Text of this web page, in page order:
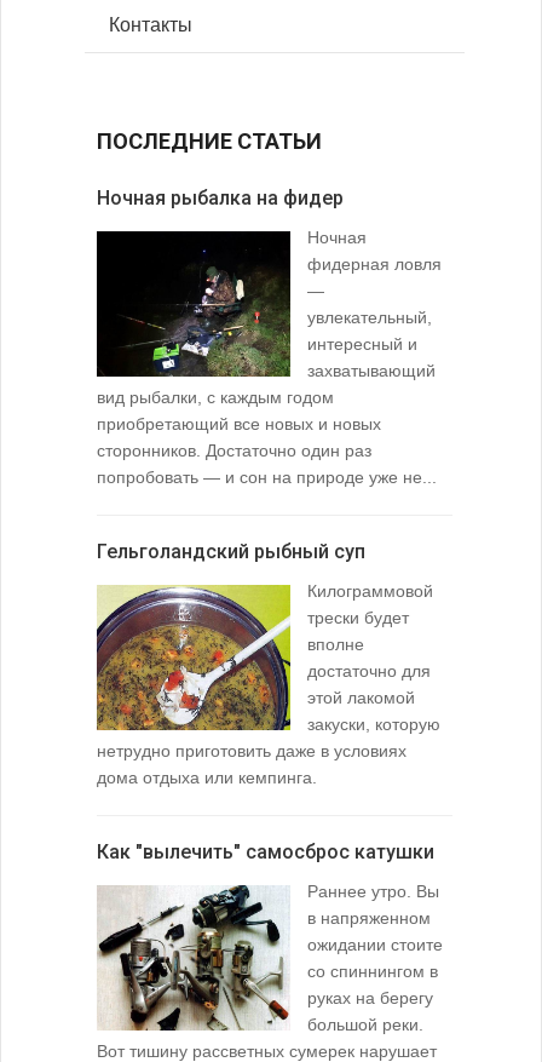
Контакты
ПОСЛЕДНИЕ СТАТЬИ
Ночная рыбалка на фидер
Ночная
фидерная ловля
—
увлекательный,
интересный и
захватывающий
вид рыбалки, с каждым годом
приобретающий все новых и новых
сторонников. Достаточно один раз
попробовать — и сон на природе уже не...
Гельголандский рыбный суп
Килограммовой
трески будет
вполне
достаточно для
этой лакомой
закуски, которую
нетрудно приготовить даже в условиях
дома отдыха или кемпинга.
Как "вылечить" самосброс катушки
Раннее утро. Вы
в напряженном
ожидании стоите
со спиннингом в
руках на берегу
большой реки.
Вот тишину рассветных сумерек нарушает